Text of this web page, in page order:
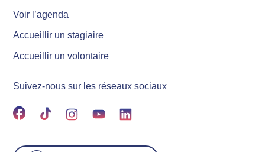
Voir l’agenda
Accueillir un stagiaire
Accueillir un volontaire
Suivez-nous sur les réseaux sociaux